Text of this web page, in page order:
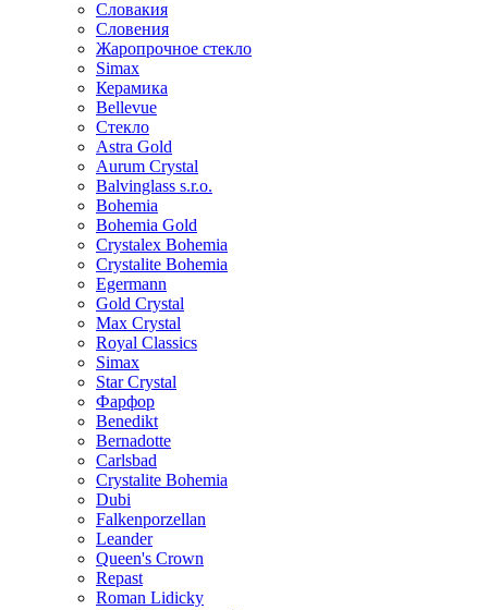
Словакия
Словения
Жаропрочное стекло
Simax
Керамика
Bellevue
Стекло
Astra Gold
Aurum Crystal
Balvinglass s.r.o.
Bohemia
Bohemia Gold
Crystalex Bohemia
Crystalite Bohemia
Egermann
Gold Crystal
Max Crystal
Royal Classics
Simax
Star Crystal
Фарфор
Benedikt
Bernadotte
Carlsbad
Crystalite Bohemia
Dubi
Falkenporzellan
Leander
Queen's Crown
Repast
Roman Lidicky